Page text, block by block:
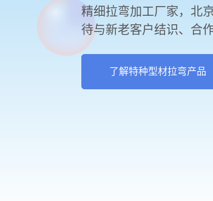
精细拉弯加工厂家，北
待与新老客户结识、合
了解特种型材拉弯产品